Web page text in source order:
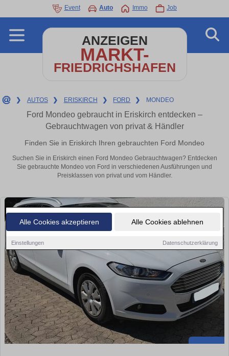
Alle Cookies akzeptieren Alle Cookies ablehnen
Einstellungen Datenschutzerklärung
Event Auto Immo Job
ANZEIGEN
MARKT-
FRIEDRICHSHAFEN
❯ AUTOS ❯ ERISKIRCH ❯ FORD ❯ MONDEO
Ford Mondeo gebraucht in Eriskirch entdecken –
Gebrauchtwagen von privat & Händler
Finden Sie in Eriskirch Ihren gebrauchten Ford Mondeo
Suchen Sie in Eriskirch einen Ford Mondeo Gebrauchtwagen? Entdecken
Sie gebrauchte Mondeo von Ford in verschiedenen Ausführungen und
Preisklassen von privat und vom Händler.